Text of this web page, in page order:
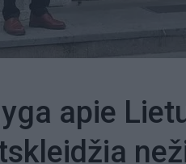
apie